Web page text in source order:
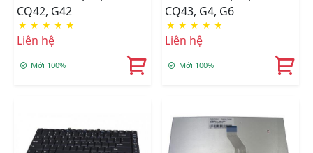
CQ42, G42
★ ★ ★ ★ ★
Liên hệ
Mới 100%
CQ43, G4, G6
★ ★ ★ ★ ★
Liên hệ
Mới 100%